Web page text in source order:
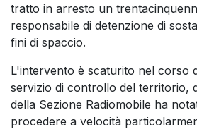
tratto in arresto un
responsabile di detenzione di
fini di spaccio.
L'intervento è scaturito nel corso
servizio di controllo del territorio,
della Sezione Radiomobile ha
procedere a velocità